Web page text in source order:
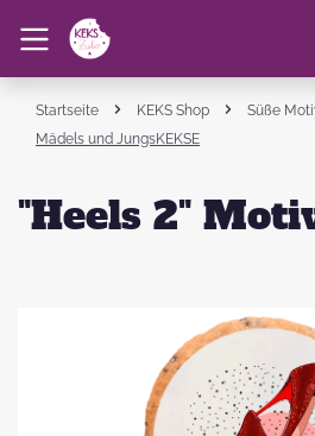
Startseite KEKS Shop
Süße
Mädels und JungsKEKSE
"Heels 2"